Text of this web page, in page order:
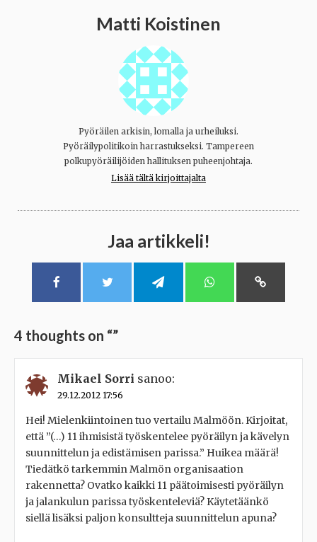
Matti Koistinen
Pyöräilen arkisin, lomalla ja urheiluksi.
Pyöräilypolitikoin harrastukseksi. Tampereen
polkupyöräilijöiden hallituksen puheenjohtaja.
Lisää tältä kirjoittajalta
Jaa artikkeli!
4 thoughts on “”
Mikael Sorri sanoo:
29.12.2012 17:56
Hei! Mielenkiintoinen tuo vertailu Malmöön. Kirjoitat,
että ”(…) 11 ihmisistä työskentelee pyöräilyn ja kävelyn
suunnittelun ja edistämisen parissa.” Huikea määrä!
Tiedätkö tarkemmin Malmön organisaation
rakennetta? Ovatko kaikki 11 päätoimisesti pyöräilyn
ja jalankulun parissa työskenteleviä? Käytetäänkö
siellä lisäksi paljon konsultteja suunnittelun apuna?